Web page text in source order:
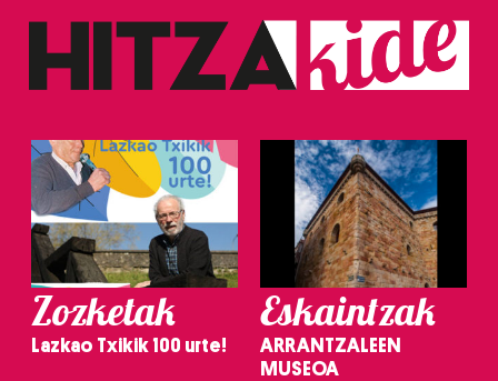
Zozketak
Lazkao Txikik 100 urte!
Eskaintzak
ARRANTZALEEN
MUSEOA